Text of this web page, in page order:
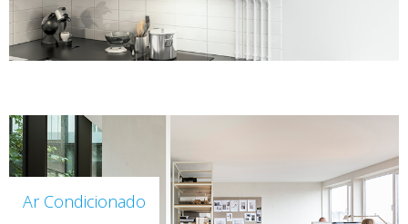
Ar Condicionado